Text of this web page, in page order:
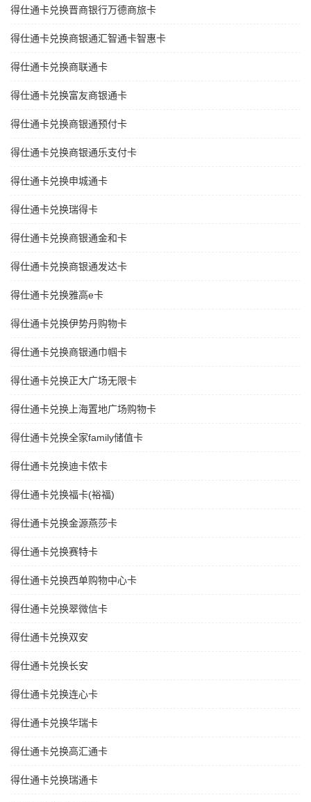
得仕通卡兑换晋商银行万德商旅卡
得仕通卡兑换商银通汇智通卡智惠卡
得仕通卡兑换商联通卡
得仕通卡兑换富友商银通卡
得仕通卡兑换商银通预付卡
得仕通卡兑换商银通乐支付卡
得仕通卡兑换申城通卡
得仕通卡兑换瑞得卡
得仕通卡兑换商银通金和卡
得仕通卡兑换商银通发达卡
得仕通卡兑换雅高e卡
得仕通卡兑换伊势丹购物卡
得仕通卡兑换商银通巾帼卡
得仕通卡兑换正大广场无限卡
得仕通卡兑换上海置地广场购物卡
得仕通卡兑换全家family储值卡
得仕通卡兑换迪卡侬卡
得仕通卡兑换福卡(裕福)
得仕通卡兑换金源燕莎卡
得仕通卡兑换赛特卡
得仕通卡兑换西单购物中心卡
得仕通卡兑换翠微信卡
得仕通卡兑换双安
得仕通卡兑换长安
得仕通卡兑换连心卡
得仕通卡兑换华瑞卡
得仕通卡兑换高汇通卡
得仕通卡兑换瑞通卡